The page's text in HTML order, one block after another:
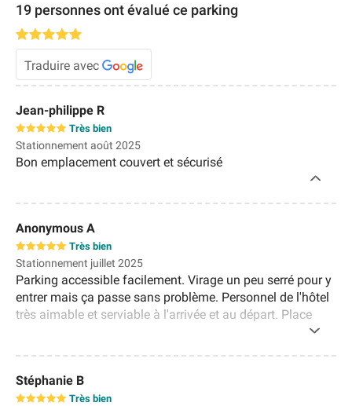
19 personnes ont évalué ce parking
Traduire avec
Jean-philippe R
Très bien
Stationnement août 2025
Bon emplacement couvert et sécurisé
Anonymous A
Très bien
Stationnement juillet 2025
Parking accessible facilement. Virage un peu serré pour y
entrer mais ça passe sans problème. Personnel de l'hôtel
très aimable et serviable à l'arrivée et au départ. Place
suffisamment large. Métro à 5-10 min à pied, donc très
Stéphanie B
Très bien